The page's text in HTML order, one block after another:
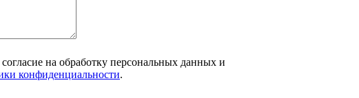
на обработку персональных данных и
конфиденциальности.